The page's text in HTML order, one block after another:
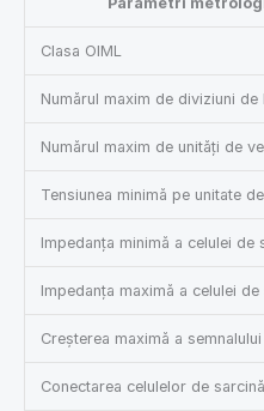
Clasa OIML
Numărul maxim de diviziuni
Numărul maxim de unități de
Tensiunea minimă pe unitate
Impedanța minimă a celulei de
Impedanța maximă a celulei de
Creșterea maximă a semnalului
Conectarea celulelor de sarcină